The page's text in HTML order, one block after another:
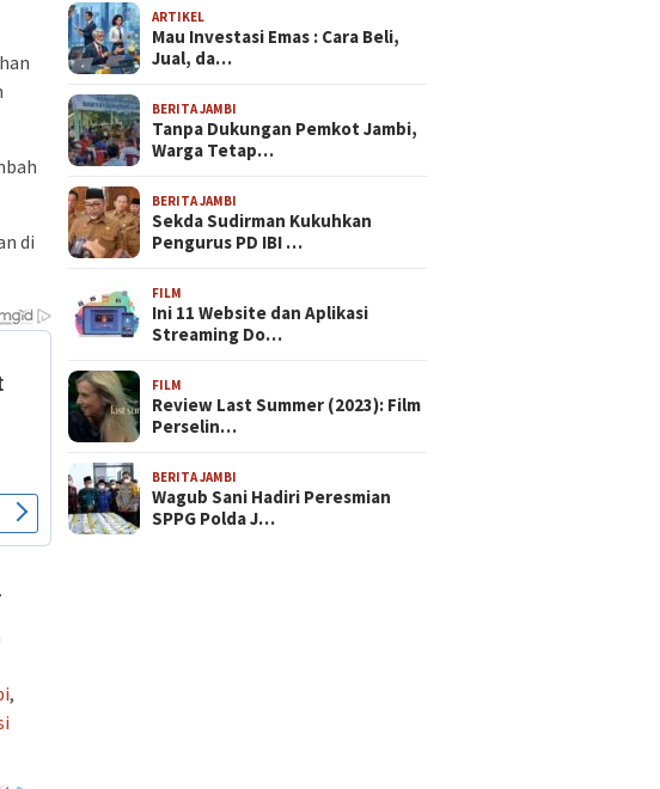
di
.
,
ARTIKEL
Mau Investasi Emas : Cara Beli,
Jual, da…
BERITA JAMBI
Tanpa Dukungan Pemkot Jambi,
Warga Tetap…
BERITA JAMBI
Sekda Sudirman Kukuhkan
Pengurus PD IBI …
FILM
Ini 11 Website dan Aplikasi
Streaming Do…
FILM
Review Last Summer (2023): Film
Perselin…
BERITA JAMBI
Wagub Sani Hadiri Peresmian
SPPG Polda J…